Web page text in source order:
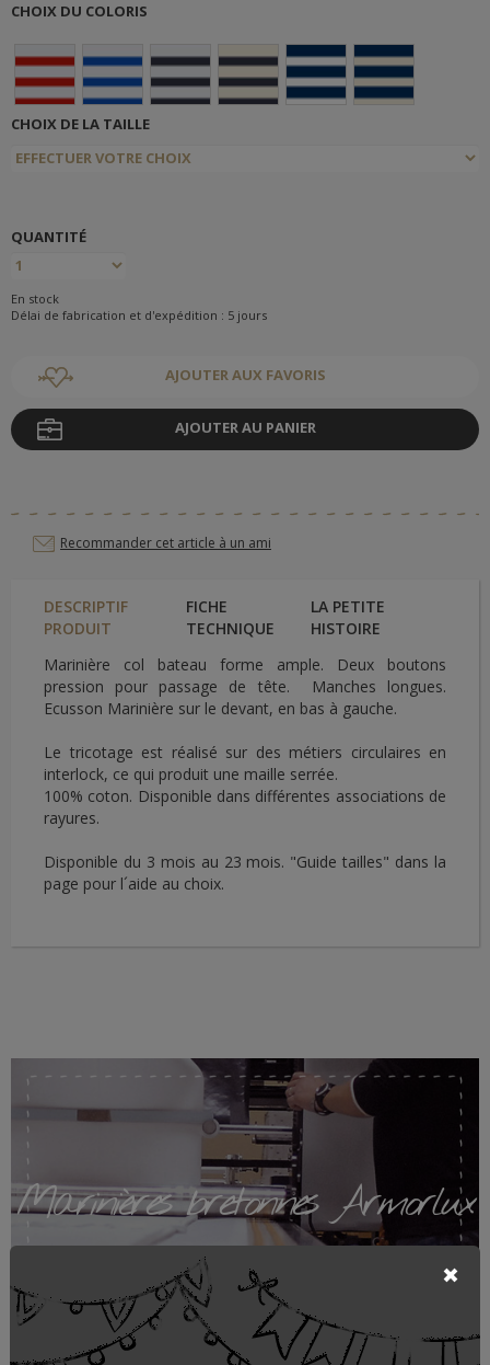
CHOIX DU COLORIS
CHOIX DE LA TAILLE
QUANTITÉ
En stock
Délai de fabrication et d'expédition : 5 jours
AJOUTER AUX FAVORIS
AJOUTER AU PANIER
Recommander cet article à un ami
DESCRIPTIF
PRODUIT
FICHE
TECHNIQUE
LA PETITE
HISTOIRE
Marinière col bateau forme ample. Deux boutons
pression pour passage de tête. Manches longues.
Ecusson Marinière sur le devant, en bas à gauche.
Le tricotage est réalisé sur des métiers circulaires en
interlock, ce qui produit une maille serrée.
100% coton. Disponible dans différentes associations de
rayures.
Disponible du 3 mois au 23 mois. "Guide tailles" dans la
page pour l´aide au choix.
Marinières bretonnes Armorlux
ARMORLUX